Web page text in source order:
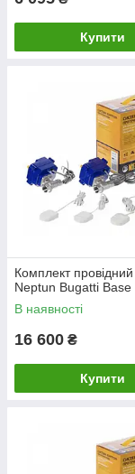
Купити
Комплект
Neptun Bugatti
В наявності
16 600 ₴
Купити